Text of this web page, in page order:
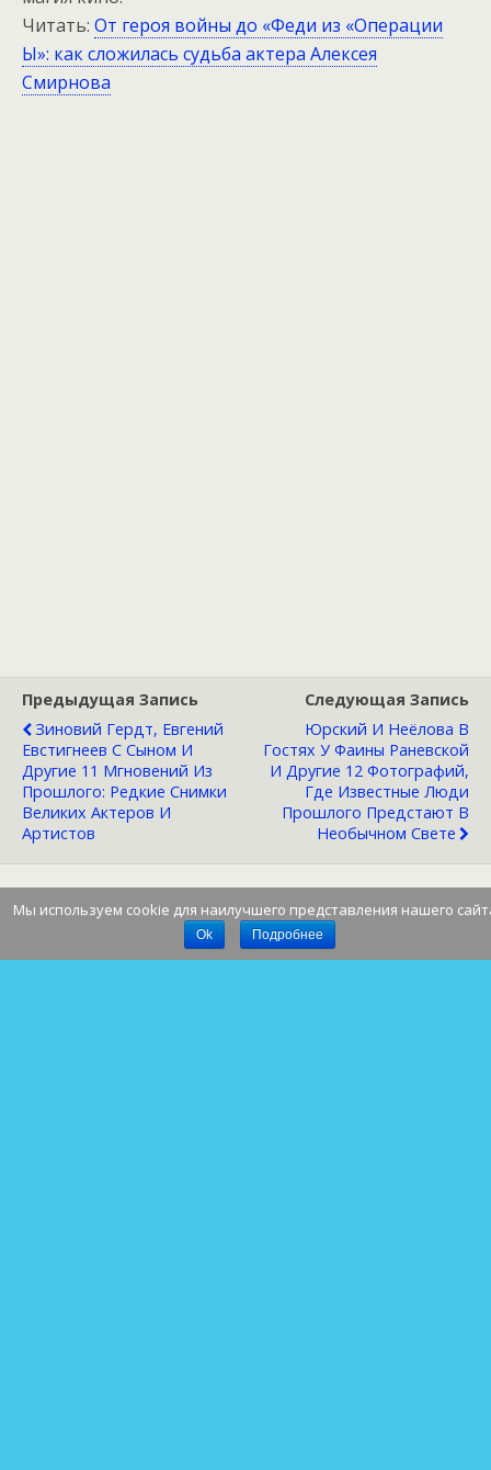
Читать: От героя войны до «Феди из «Операции
Ы»: как сложилась судьба актера Алексея
Смирнова
Предыдущая Запись
Зиновий Гердт, Евгений
Евстигнеев С Сыном И
Другие 11 Мгновений Из
Прошлого: Редкие Снимки
Великих Актеров И
Артистов
Следующая Запись
Юрский И Неёлова В
Гостях У Фаины Раневской
И Другие 12 Фотографий,
Где Известные Люди
Прошлого Предстают В
Необычном Свете
Мы используем cookie для наилучшего представления нашего
Ok Подробнее
Наверх